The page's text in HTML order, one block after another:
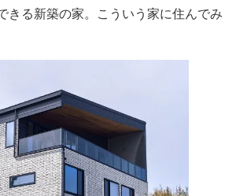
きる新築の家。こういう家に住んでみ